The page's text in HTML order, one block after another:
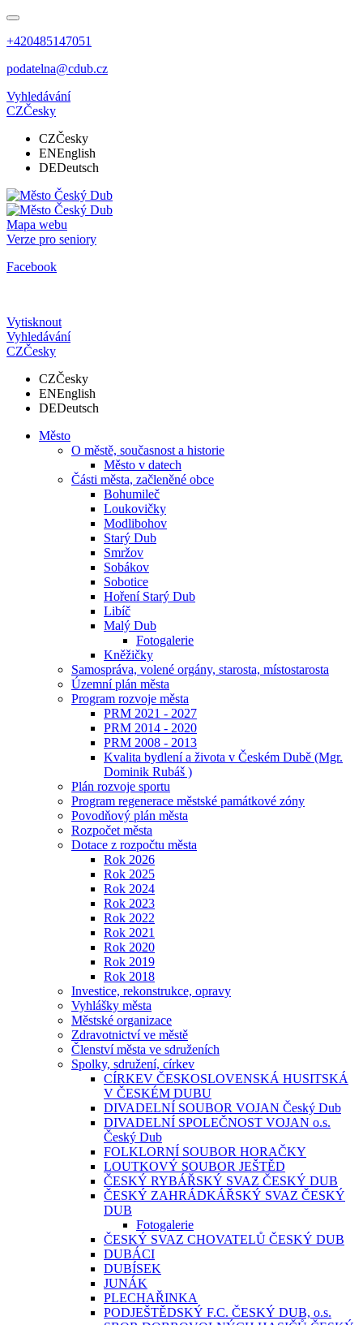
+420485147051
podatelna@cdub.cz
Vyhledávání
CZČesky
CZČesky
ENEnglish
DEDeutsch
Mapa webu
Verze pro seniory
Facebook
Vytisknout
Vyhledávání
CZČesky
CZČesky
ENEnglish
DEDeutsch
Město
O městě, současnost a historie
Město v datech
Části města, začleněné obce
Bohumileč
Loukovičky
Modlibohov
Starý Dub
Smržov
Sobákov
Sobotice
Hoření Starý Dub
Libíč
Malý Dub
Fotogalerie
Kněžičky
Samospráva, volené orgány, starosta, místostarosta
Územní plán města
Program rozvoje města
PRM 2021 - 2027
PRM 2014 - 2020
PRM 2008 - 2013
Kvalita bydlení a života v Českém Dubě (Mgr.
Dominik Rubáš )
Plán rozvoje sportu
Program regenerace městské památkové zóny
Povodňový plán města
Rozpočet města
Dotace z rozpočtu města
Rok 2026
Rok 2025
Rok 2024
Rok 2023
Rok 2022
Rok 2021
Rok 2020
Rok 2019
Rok 2018
Investice, rekonstrukce, opravy
Vyhlášky města
Městské organizace
Zdravotnictví ve městě
Členství města ve sdruženích
Spolky, sdružení, církev
CÍRKEV ČESKOSLOVENSKÁ HUSITSKÁ
V ČESKÉM DUBU
DIVADELNÍ SOUBOR VOJAN Český Dub
DIVADELNÍ SPOLEČNOST VOJAN o.s.
Český Dub
FOLKLORNÍ SOUBOR HORAČKY
LOUTKOVÝ SOUBOR JEŠTĚD
ČESKÝ RYBÁŘSKÝ SVAZ ČESKÝ DUB
ČESKÝ ZAHRÁDKÁŘSKÝ SVAZ ČESKÝ
DUB
Fotogalerie
ČESKÝ SVAZ CHOVATELŮ ČESKÝ DUB
DUBÁCI
DUBÍSEK
JUNÁK
PLECHAŘINKA
PODJEŠTĚDSKÝ F.C. ČESKÝ DUB, o.s.